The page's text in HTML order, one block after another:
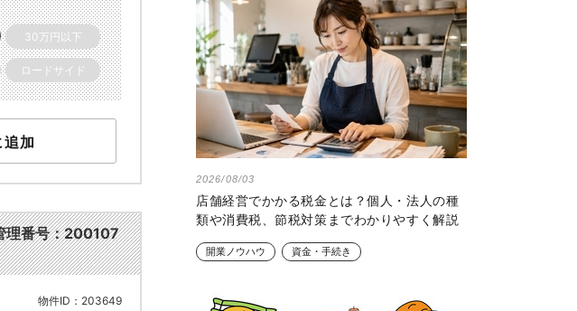
30万円以下
ロードサイド
加
理番号：200107
物件ID：203649
2026/08/03
店舗経営でかかる税金とは？個人・法人の種
類や消費税、節税対策までわかりやすく解説
開業ノウハウ 資金・手続き